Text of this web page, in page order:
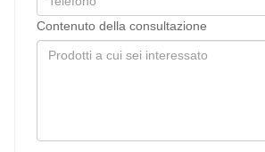
Contenuto della consultazione